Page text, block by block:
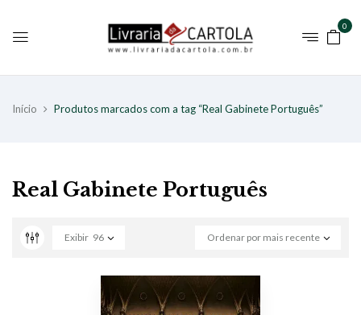
0
Início Produtos marcados com a tag “Real Gabinete Português”
Real Gabinete Português
Ordenar por mais recente
Exibir 96